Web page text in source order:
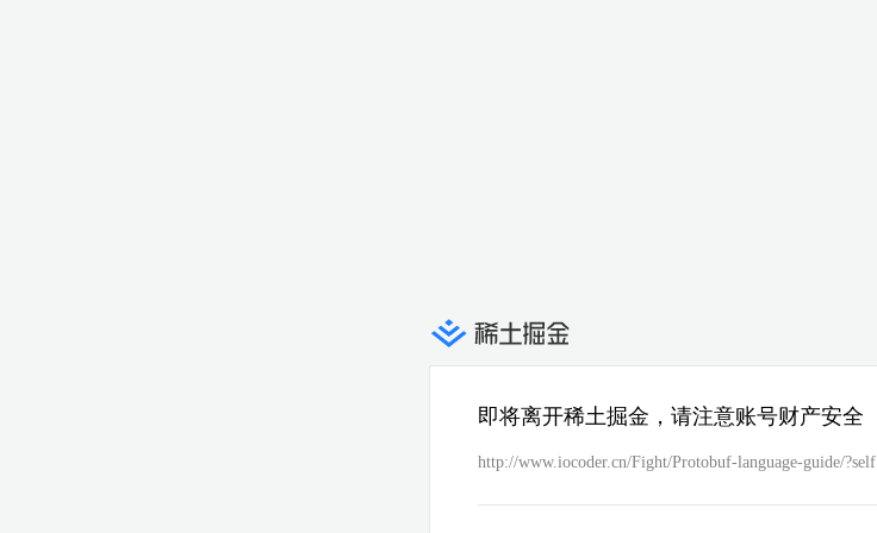
即将离开稀土掘金，请注意账号财产安全
http://www.iocoder.cn/Fight/Protobuf-language-guide/?self